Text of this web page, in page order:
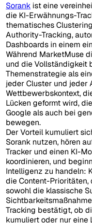
Sorank ist eine
die KI-Erwähnungs-
thematisches
Authority-Tracking,
Dashboards in einem
Während MarketMuse
und die Vollständigkeit
Themenstrategie als
jeder Cluster und jeder
Wettbewerbskontext,
Lücken geformt wird,
Google als auch bei
bewegen.
Der Vorteil kumuliert
Sorank nutzen, hören
Tracker und einen KI-
koordinieren, und
Intelligenz zu handeln:
die Content-
sowohl die klassische
Tracking bestätigt, ob
kumuliert oder nur eine